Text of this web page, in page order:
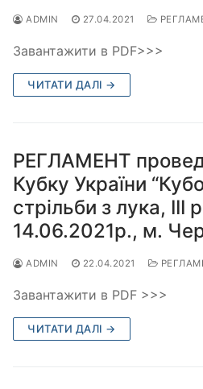
ADMIN 27.04.2021
Завантажити в PDF>>>
ЧИТАТИ ДАЛІ →
РЕГЛАМЕНТ
Кубку України
стрільби з лука, ІІІ
14.06.2021р., м.
ADMIN 22.04.2021
Завантажити в PDF >>>
ЧИТАТИ ДАЛІ →